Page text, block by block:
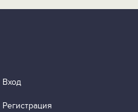
Вход
Регистрация